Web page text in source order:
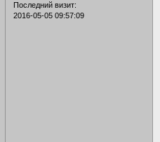
Последний визит:
2016-05-05 09:57:09